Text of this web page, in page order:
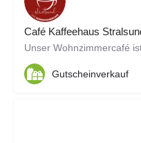
Café Kaffeehaus
Unser Wohnzimmercafé
Gutscheinverkauf